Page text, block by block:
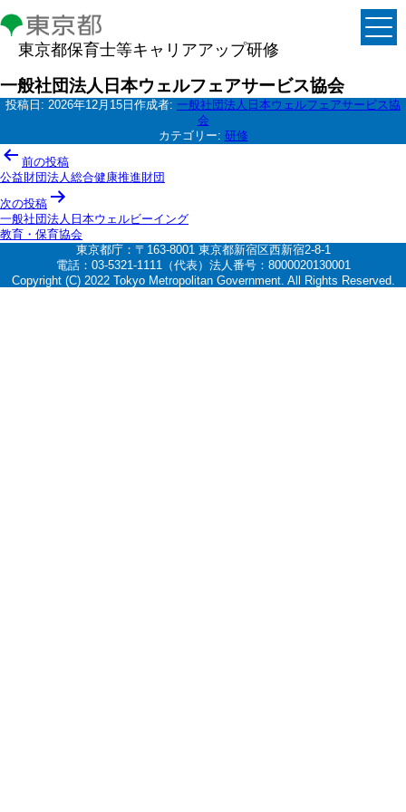
東京都保育士等キャリアアップ研修
一般社団法人日本ウェルフェアサービス協会
投稿日: 2026年12月15日 作成者: 一般社団法人日本ウェルフェアサービス協
会
カテゴリー: 研修
投
稿
ナ
ビ
ゲ
ー
前の投稿
公益財団法人総合健康推進財団
次の投稿
一般社団法人日本ウェルビーイング
教育・保育協会
東京都庁：〒163-8001 東京都新宿区西新宿2-8-1
電話：03-5321-1111（代表）法人番号：8000020130001
Copyright (C) 2022 Tokyo Metropolitan Government. All Rights Reserved.